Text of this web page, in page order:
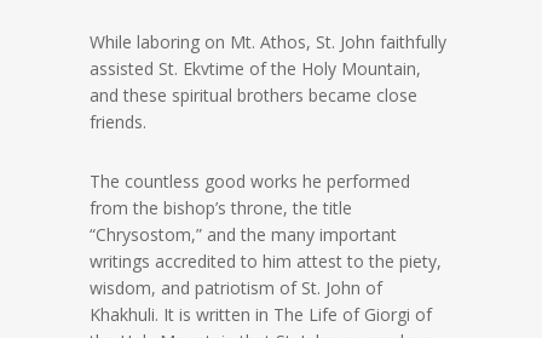
While laboring on Mt. Athos, St. John faithfully
assisted St. Ekvtime of the Holy Mountain,
and these spiritual brothers became close
friends.
The countless good works he performed
from the bishop’s throne, the title
“Chrysostom,” and the many important
writings accredited to him attest to the piety,
wisdom, and patriotism of St. John of
Khakhuli. It is written in The Life of Giorgi of